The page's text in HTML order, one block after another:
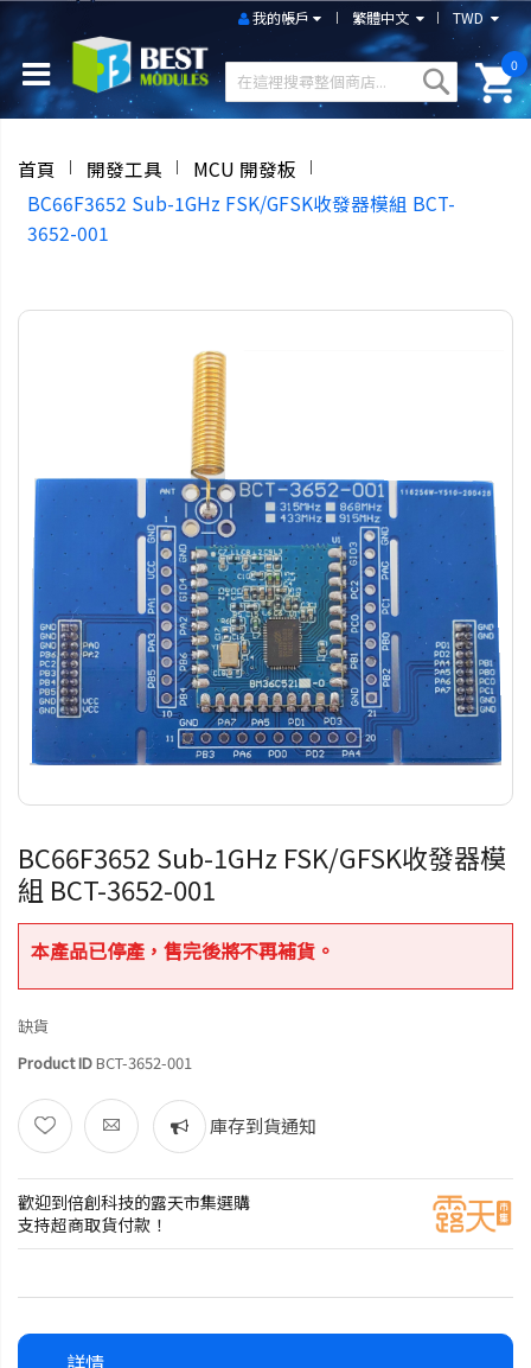
TWD
繁體中文
我的帳戶
0
首頁 開發工具
MCU 開發板
BC66F3652 Sub-1GHz FSK/GFSK收發器模組 BCT-
3652-001
BC66F3652 Sub-1GHz FSK/GFSK收發器模
組 BCT-3652-001
本產品已停產，售完後將不再補貨。
缺貨
Product IDBCT-3652-001
庫存到貨通知
歡迎到倍創科技的露天市集選購
支持超商取貨付款！
詳情